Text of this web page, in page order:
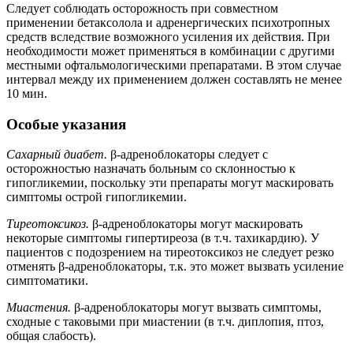
Следует соблюдать осторожность при совместном
применении бетаксолола и адренергических психотропных
средств вследствие возможного усиления их действия. При
необходимости может применяться в комбинации с другими
местными офтальмологическими препаратами. В этом случае
интервал между их применением должен составлять не менее
10 мин.
Особые указания
Сахарный диабет. β-адреноблокаторы следует с
осторожностью назначать больным со склонностью к
гипогликемии, поскольку эти препараты могут маскировать
симптомы острой гипогликемии.
Тиреотоксикоз. β-адреноблокаторы могут маскировать
некоторые симптомы гипертиреоза (в т.ч. тахикардию). У
пациентов с подозрением на тиреотоксикоз не следует резко
отменять β-адреноблокаторы, т.к. это может вызвать усиление
симптоматики.
Миастения. β-адреноблокаторы могут вызвать симптомы,
сходные с таковыми при миастении (в т.ч. диплопия, птоз,
общая слабость).